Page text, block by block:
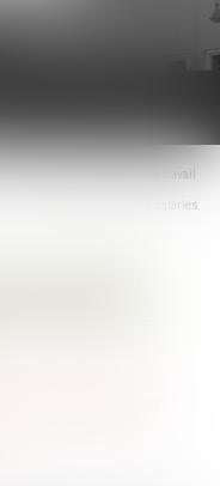
Relation individuelles au travail
du droit de retrait des salariés
EN
DROIT DE